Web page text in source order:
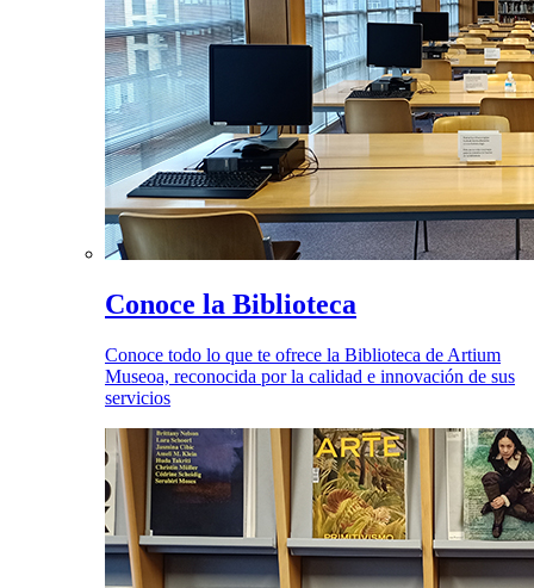
Conoce la Biblioteca
Conoce todo lo que te ofrece la Biblioteca de Artium
Museoa, reconocida por la calidad e innovación de sus
servicios